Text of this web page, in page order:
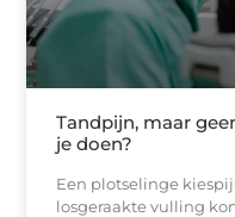
Tandpijn, maar
je doen?
Een plotselinge
losgeraakte vulling